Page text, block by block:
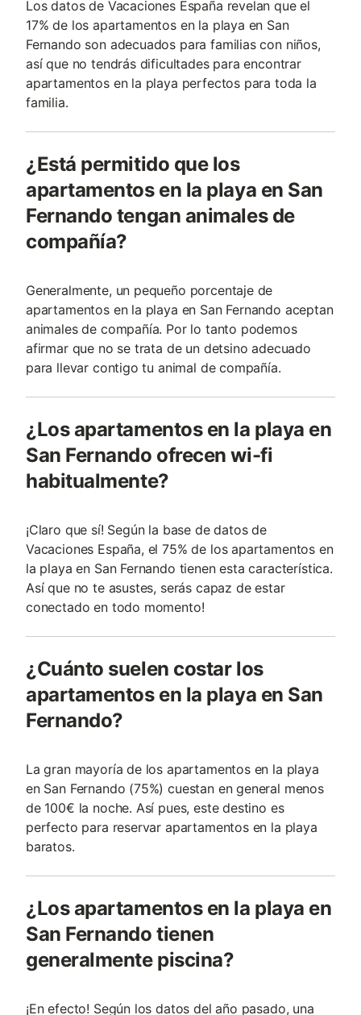
Los datos de Vacaciones España revelan que el
17% de los apartamentos en la playa en San
Fernando son adecuados para familias con niños,
así que no tendrás dificultades para encontrar
apartamentos en la playa perfectos para toda la
familia.
¿Está permitido que los
apartamentos en la playa en San
Fernando tengan animales de
compañía?
Generalmente, un pequeño porcentaje de
apartamentos en la playa en San Fernando aceptan
animales de compañía. Por lo tanto podemos
afirmar que no se trata de un detsino adecuado
para llevar contigo tu animal de compañía.
¿Los apartamentos en la playa en
San Fernando ofrecen wi-fi
habitualmente?
¡Claro que sí! Según la base de datos de
Vacaciones España, el 75% de los apartamentos en
la playa en San Fernando tienen esta característica.
Así que no te asustes, serás capaz de estar
conectado en todo momento!
¿Cuánto suelen costar los
apartamentos en la playa en San
Fernando?
La gran mayoría de los apartamentos en la playa
en San Fernando (75%) cuestan en general menos
de 100€ la noche. Así pues, este destino es
perfecto para reservar apartamentos en la playa
baratos.
¿Los apartamentos en la playa en
San Fernando tienen
generalmente piscina?
¡En efecto! Según los datos del año pasado, una